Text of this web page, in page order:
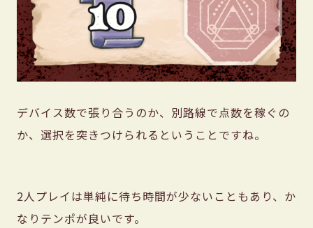
デバイス数で張り合うのか、別路線で点数を稼ぐの
か、選択を突きつけられるということですね。
2人プレイは単純に待ち時間が少ないこともあり、か
なりテンポが良いです。